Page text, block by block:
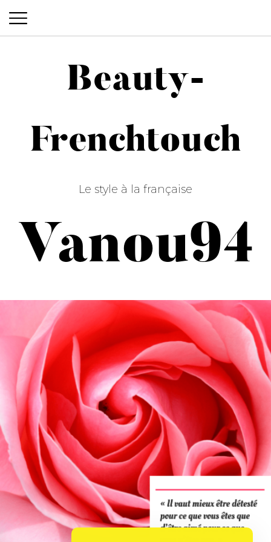
Beauty-Frenchtouch
Beauty-
Frenchtouch
Le style à la française
Vanou94